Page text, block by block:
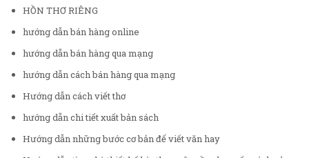
HỒN THƠ RIÊNG
hướng dẫn bán hàng online
hướng dẫn bán hàng qua mạng
hướng dẫn cách bán hàng qua mạng
Hướng dẫn cách viết thơ
hướng dẫn chi tiết xuất bản sách
Hướng dẫn những bước cơ bản để viết văn hay